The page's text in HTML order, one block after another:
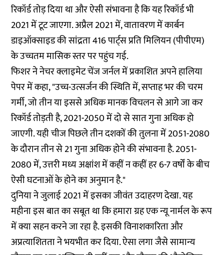
रिकॉर्ड तोड़ दिया था और ऐसी संभावना है कि यह रिकॉर्ड भी
2021 में टूट जाएगा. अप्रैल 2021 में, वातावरण में कार्बन
डाइऑक्साइड की सांद्रता 416 पार्ट्स प्रति मिलियन (पीपीएम)
के उच्चतम मासिक स्तर पर पहुंच गई.
फिशर ने नेचर क्लाइमेट चेंज जर्नल में प्रकाशित अपने हालिया
पेपर में कहा, "उच्च-उत्सर्जन की स्थिति में, सप्ताह भर की चरम
गर्मी, जो तीन या इससे अधिक मानक विचलन से आगे जा कर
रिकॉर्ड तोड़ती है, 2021-2050 में दो से सात गुना अधिक हो
जाएगी. यही चीज पिछले तीन दशकों की तुलना में 2051-2080
के दौरान तीन से 21 गुना अधिक होने की संभावना है. 2051-
2080 में, उत्तरी मध्य अक्षांश में कहीं न कहीं हर 6-7 वर्षों के बीच
ऐसी घटनाओं के होने का अनुमान है."
दुनिया ने जुलाई 2021 में इसका जीवंत उदाहरण देखा. यह
महीना इस बात का सबूत था कि हमारा ग्रह एक न्यू नार्मल के रूप
में क्या सहन करने जा रहा है. इसकी विनाशकारिता और
अप्रत्याशितता ने भयभीत कर दिया. ऐसा लगा जैसे सामान्य